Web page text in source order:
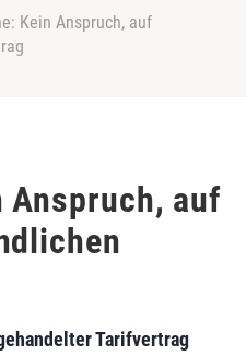
Kein Anspruch, auf
Anspruch, auf
Tarifvertrag